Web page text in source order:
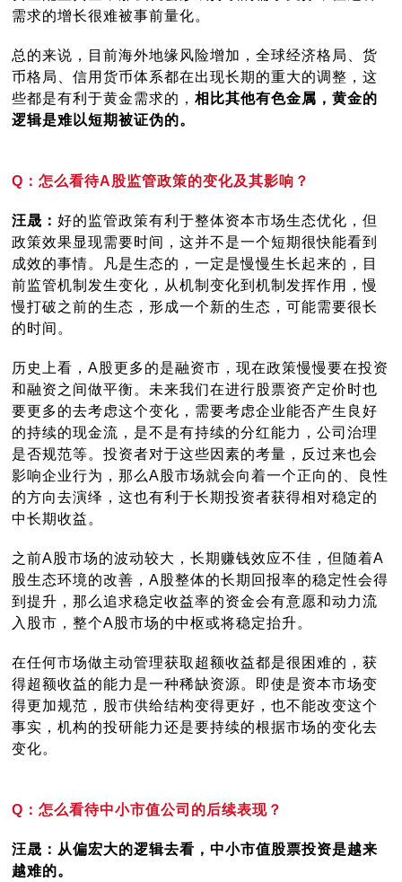
需求的增长很难被事前量化。
总的来说，目前海外地缘风险增加，全球经济格局、货
币格局、信用货币体系都在出现长期的重大的调整，这
些都是有利于黄金需求的，相比其他有色金属，黄金的
逻辑是难以短期被证伪的。
Q：怎么看待A股监管政策的变化及其影响？
汪晟：好的监管政策有利于整体资本市场生态优化，但
政策效果显现需要时间，这并不是一个短期很快能看到
成效的事情。凡是生态的，一定是慢慢生长起来的，目
前监管机制发生变化，从机制变化到机制发挥作用，慢
慢打破之前的生态，形成一个新的生态，可能需要很长
的时间。
历史上看，A股更多的是融资市，现在政策慢慢要在投资
和融资之间做平衡。未来我们在进行股票资产定价时也
要更多的去考虑这个变化，需要考虑企业能否产生良好
的持续的现金流，是不是有持续的分红能力，公司治理
是否规范等。投资者对于这些因素的考量，反过来也会
影响企业行为，那么A股市场就会向着一个正向的、良性
的方向去演绎，这也有利于长期投资者获得相对稳定的
中长期收益。
之前A股市场的波动较大，长期赚钱效应不佳，但随着A
股生态环境的改善，A股整体的长期回报率的稳定性会得
到提升，那么追求稳定收益率的资金会有意愿和动力流
入股市，整个A股市场的中枢或将稳定抬升。
在任何市场做主动管理获取超额收益都是很困难的，获
得超额收益的能力是一种稀缺资源。即使是资本市场变
得更加规范，股市供给结构变得更好，也不能改变这个
事实，机构的投研能力还是要持续的根据市场的变化去
变化。
Q：怎么看待中小市值公司的后续表现？
汪晟：从偏宏大的逻辑去看，中小市值股票投资是越来
越难的。